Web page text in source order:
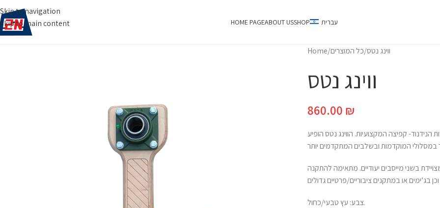
Skip to navigation
Skip to main content
HOME PAGEABOUT USSHOP עברית
Home כל המוצרים ווינג נטס
ווינג נטס
860.00 ₪
הנידנוד- קפיצה המקצועיות. הווינג נטס הופיע
בשני מייסבים יעודיים. מתאימה להתקנה
צבע: עץ טבעי/כחול.